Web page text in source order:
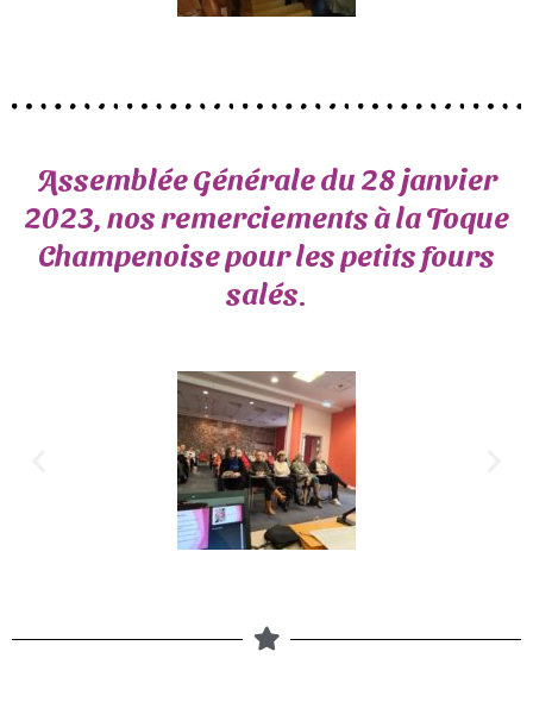
Assemblée Générale du 28 janvier
2023, nos remerciements à la Toque
Champenoise pour les petits fours
salés.